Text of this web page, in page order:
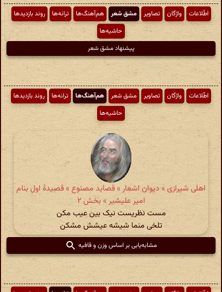
اطّلاعات واژگان تصاویر مشق شعر هم‌آهنگ‌ها ترانه‌ها
روند بازدیدها
حاشیه‌ها
پیشنهاد مشق شعر
اطّلاعات واژگان تصاویر مشق شعر هم‌آهنگ‌ها ترانه‌ها
روند بازدیدها
حاشیه‌ها
اهلی شیرازی » دیوان اشعار » قصاید مصنوع » قصیدهٔ اول بنام
امیر علیشیر » بخش ۲
مست نظریست نیک بین عیب مکن
تلخی منما شیشه عیشش مشکن
مشابه‌یابی بر اساس وزن و قافیه